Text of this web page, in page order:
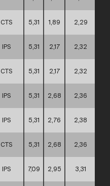
CTS 5,31 1,89 2,29
IPS 5,31 2,17 2,32
CTS 5,31 2,17 2,32
IPS 5,31 2,68 2,36
IPS 5,31 2,76 2,38
CTS 5,31 2,68 2,36
IPS 7,09 2,95 3,31